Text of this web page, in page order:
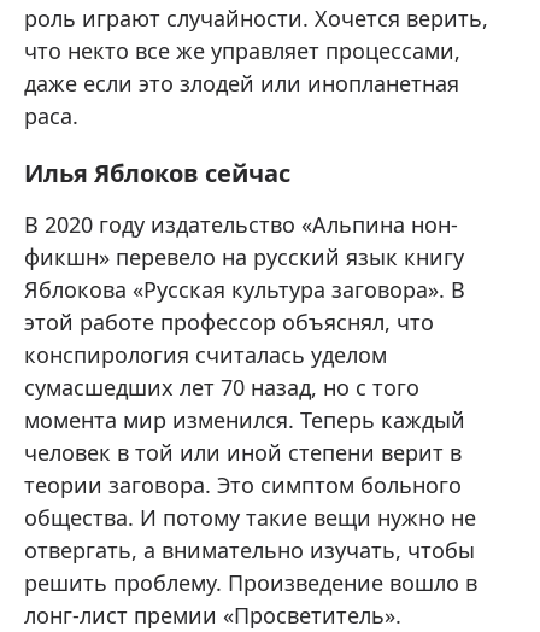
роль играют случайности. Хочется верить,
что некто все же управляет процессами,
даже если это злодей или инопланетная
раса.
Илья Яблоков сейчас
В 2020 году издательство «Альпина нон-
фикшн» перевело на русский язык книгу
Яблокова «Русская культура заговора». В
этой работе профессор объяснял, что
конспирология считалась уделом
сумасшедших лет 70 назад, но с того
момента мир изменился. Теперь каждый
человек в той или иной степени верит в
теории заговора. Это симптом больного
общества. И потому такие вещи нужно не
отвергать, а внимательно изучать, чтобы
решить проблему. Произведение вошло в
лонг-лист премии «Просветитель».